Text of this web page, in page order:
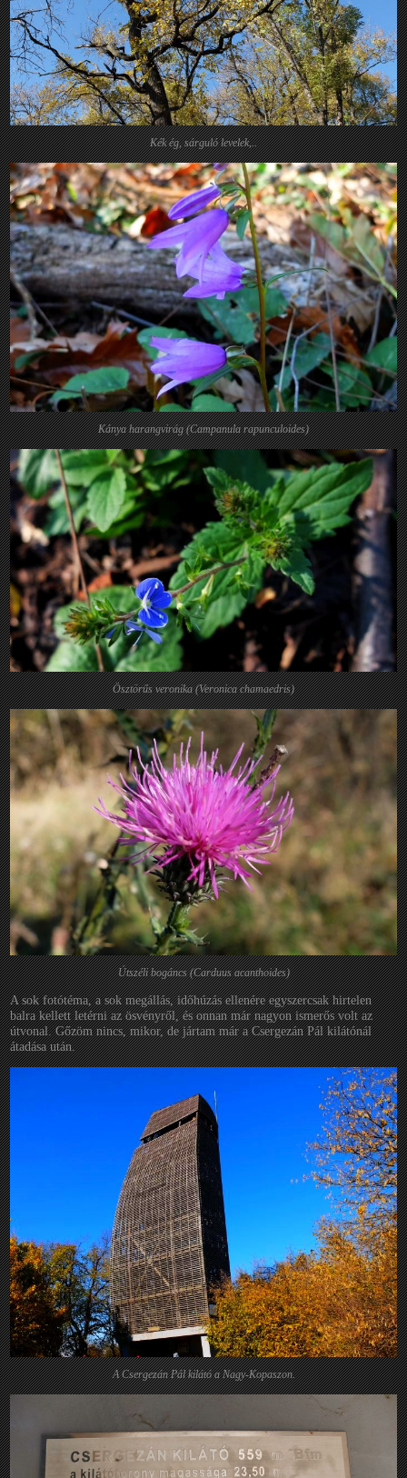
Kék ég, sárguló levelek,..
Kánya harangvirág (Campanula rapunculoides)
Ösztörűs veronika (Veronica chamaedris)
Útszéli bogáncs (Carduus acanthoides)
A sok fotótéma, a sok megállás, időhúzás ellenére egyszercsak hirtelen
balra kellett letérni az ösvényről, és onnan már nagyon ismerős volt az
útvonal. Gőzöm nincs, mikor, de jártam már a Csergezán Pál kilátónál
átadása után.
A Csergezán Pál kilátó a Nagy-Kopaszon.